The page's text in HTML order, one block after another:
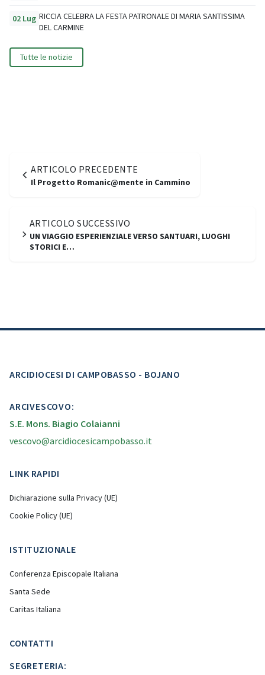
02 Lug RICCIA CELEBRA LA FESTA PATRONALE DI MARIA SANTISSIMA
DEL CARMINE
Tutte le notizie
ARTICOLO PRECEDENTE
Il Progetto Romanic@mente in Cammino
ARTICOLO SUCCESSIVO
UN VIAGGIO ESPERIENZIALE VERSO SANTUARI, LUOGHI
STORICI E…
ARCIDIOCESI DI CAMPOBASSO - BOJANO
ARCIVESCOVO:
S.E. Mons. Biagio Colaianni
vescovo@arcidiocesicampobasso.it
LINK RAPIDI
Dichiarazione sulla Privacy (UE)
Cookie Policy (UE)
ISTITUZIONALE
Conferenza Episcopale Italiana
Santa Sede
Caritas Italiana
CONTATTI
SEGRETERIA: